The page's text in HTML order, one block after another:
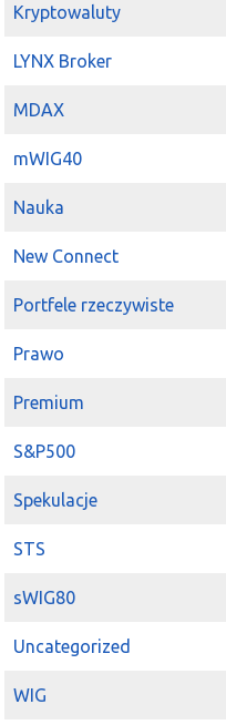
Kryptowaluty
LYNX Broker
MDAX
mWIG40
Nauka
New Connect
Portfele rzeczywiste
Prawo
Premium
S&P500
Spekulacje
STS
sWIG80
Uncategorized
WIG